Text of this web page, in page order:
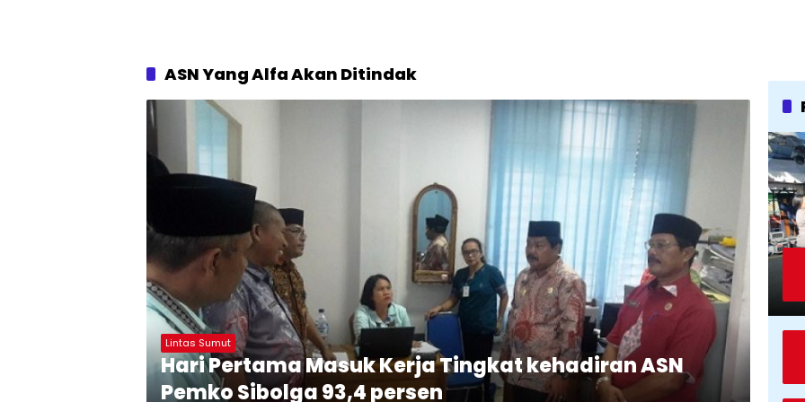
ASN Yang Alfa Akan Ditindak
Lintas Sumut
Hari Pertama Masuk Kerja Tingkat kehadiran ASN
Pemko Sibolga 93,4 persen